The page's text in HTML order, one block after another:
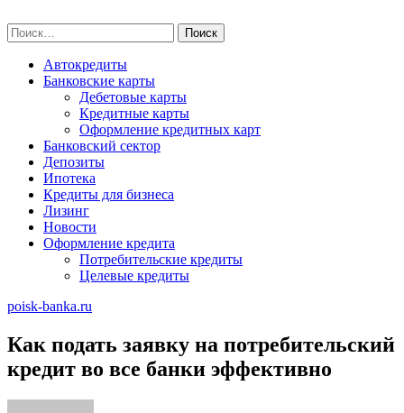
to
content
Найти:
Автокредиты
Банковские карты
Дебетовые карты
Кредитные карты
Оформление кредитных карт
Банковский сектор
Депозиты
Ипотека
Кредиты для бизнеса
Лизинг
Новости
Оформление кредита
Потребительские кредиты
Целевые кредиты
poisk-banka.ru
Как подать заявку на потребительский
кредит во все банки эффективно